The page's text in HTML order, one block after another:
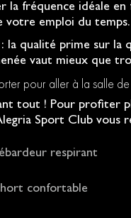
la fréquence idéale
votre emploi du temps.
: la qualité prime sur la
vaut mieux que
pour aller à la salle
tout ! Pour profiter
Sport Club vous
respirant
confortable